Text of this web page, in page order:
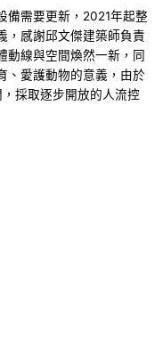
備需要更新，2021年起整
，感謝邱文傑建築師負責
動線與空間煥然一新，同
、愛護動物的意義，由於
採取逐步開放的人流控